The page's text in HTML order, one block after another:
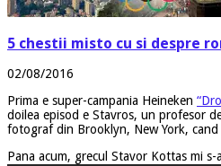
5 chestii misto cu si despre
02/08/2016
Prima e super-campania Heineken
doilea episod e Stavros, un profesor
fotograf din Brooklyn, New York,
Pana acum, grecul Stavor Kottas mi